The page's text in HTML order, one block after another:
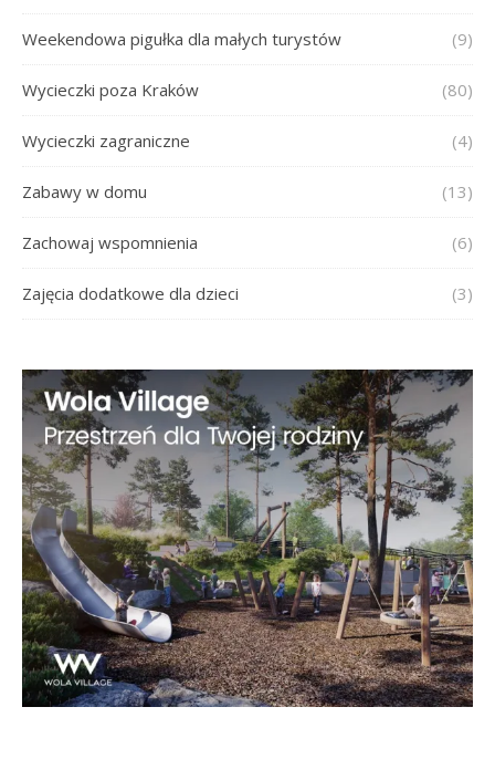
Weekendowa pigułka dla małych turystów (9)
Wycieczki poza Kraków (80)
Wycieczki zagraniczne (4)
Zabawy w domu (13)
Zachowaj wspomnienia (6)
Zajęcia dodatkowe dla dzieci (3)